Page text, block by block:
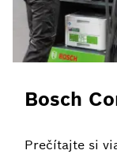
Bosch
Prečítajte si